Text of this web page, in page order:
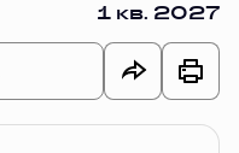
1 кв. 2027